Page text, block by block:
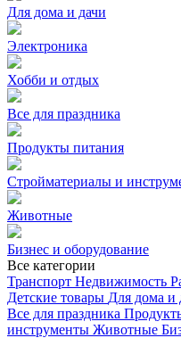
Для дома и дачи
Электроника
Хобби и отдых
Все для праздника
Продукты питания
Стройматериалы и
Животные
Бизнес и оборудование
Все категории
Транспорт Недвижимость
Детские товары Для дома и
Все для праздника
инструменты Животные